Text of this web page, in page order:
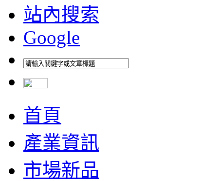
站內搜索
Google
首頁
產業資訊
市場新品